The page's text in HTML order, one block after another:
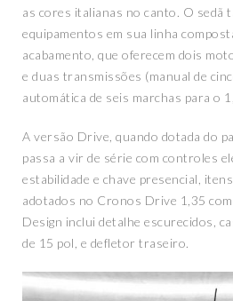
as cores italianas no canto. O sedã
equipamentos em sua linha
acabamento, que oferecem dois
e duas transmissões (manual de
automática de seis marchas para o
A versão Drive, quando dotada do
passa a vir de série com controles
estabilidade e chave presencial,
adotados no Cronos Drive 1,35
Design inclui detalhe escurecidos,
de 15 pol, e defletor traseiro.